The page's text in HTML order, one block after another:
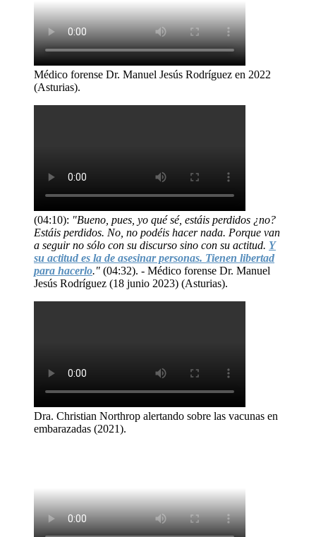
Médico forense Dr. Manuel Jesús Rodríguez en 2022
(Asturias).
(04:10): "Bueno, pues, yo qué sé, estáis perdidos ¿no?
Estáis perdidos. No, no podéis hacer nada. Porque van
a seguir no sólo con su discurso sino con su actitud. Y
su actitud es la de asesinar personas. Tienen libertad
para hacerlo." (04:32). - Médico forense Dr. Manuel
Jesús Rodríguez (18 junio 2023) (Asturias).
Dra. Christian Northrop alertando sobre las vacunas en
embarazadas (2021).